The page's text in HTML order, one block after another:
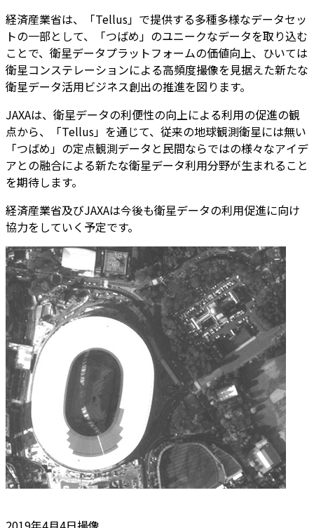
経済産業省は、「Tellus」で提供する多種多様なデータセッ
トの一部として、「つばめ」のユニークなデータを取り込む
ことで、衛星データプラットフォームの価値向上、ひいては
衛星コンステレーションによる高頻度撮像を見据えた新たな
衛星データ活用ビジネス創出の推進を図ります。
JAXAは、衛星データの利便性の向上による利用の促進の観
点から、「Tellus」を通じて、従来の地球観測衛星には無い
「つばめ」の定点観測データと民間ならではの様々なアイデ
アとの融合による新たな衛星データ利用分野が生まれること
を期待します。
経済産業省及びJAXAは今後も衛星データの利用促進に向け
協力をしていく予定です。